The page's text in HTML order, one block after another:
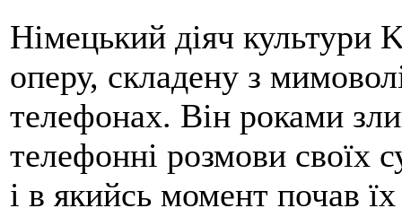
Німецький діяч культури
оперу, складену з
телефонах. Він роками
телефонні розмови своїх
і в якийсь момент почав